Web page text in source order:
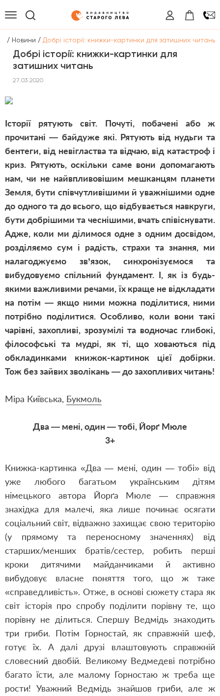
/ Новини / Добрі історії: книжки-картинки для затишних читань
Добрі історії: книжки-картинки для
затишних читань
27.03.2020
Історії рятують світ. Почуті, побачені або ж
прочитані — байдуже які. Рятують від нудьги та
бентеги, від невігластва та відчаю, від катастроф і
криз. Рятують, оскільки саме вони допомагають
нам, чи не найвпливовішим мешканцям планети
Земля, бути співчутливішими й уважнішими одне
до одного та до всього, що відбувається навкруги,
бути добрішими та чеснішими, вчать співіснувати.
Адже, коли ми ділимося одне з одним досвідом,
розділяємо сум і радість, страхи та знання, ми
налагоджуємо зв’язок, синхронізуємося та
вибудовуємо спільний фундамент. І, як із будь-
якими важливими речами, їх краще не відкладати
на потім — якщо ними можна поділитися, ними
потрібно поділитися. Особливо, коли вони такі
чарівні, захопливі, зрозумілі та водночас глибокі,
філософські та мудрі, як ті, що ховаються під
обкладинками книжок-картинок цієї добірки.
Тож без зайвих зволікань — до захопливих читань!
Міра Київська, Букмоль
Два — мені, один — тобі, Йорґ Мюле
3+
Книжка-картинка «Два — мені, один — тобі» від
уже любого багатьом українським дітям
німецького автора Йорґа Мюле — справжня
знахідка для малечі, яка лише починає осягати
соціальний світ, відважно захищає свою територію
(у прямому та переносному значеннях) від
старших/менших братів/сестер, робить перші
кроки дитячими майданчиками й активно
вибудовує власне поняття того, що ж таке
«справедливість». Отже, в основі сюжету стара як
світ історія про спробу поділити порівну те, що
порівну не ділиться. Спершу Ведмідь знаходить
три гриби. Потім Горностай, як справжній шеф,
готує їх. А далі друзі влаштовують справжній
словесний двобій. Великому Ведмедеві потрібно
багато їсти, але малому Горностаю ж треба ще
рости! Уважний Ведмідь знайшов гриби, але ж